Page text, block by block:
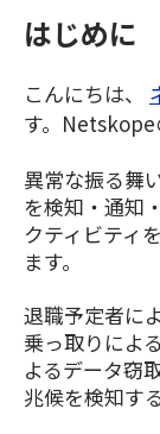
はじめに
こんにちは、
す。Netskope
異常な振る舞
を検知・通知
クティビティ
ます。
退職予定者に
乗っ取りによ
よるデータ窃
兆候を検知す